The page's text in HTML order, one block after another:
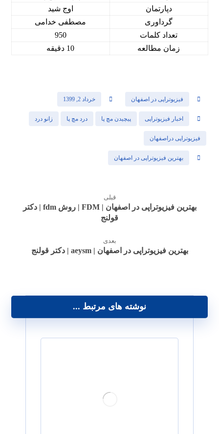
دپارتمان
اوج شید
گرداوری
مصطفی خدامی
تعداد کلمات
950
زمان مطالعه
10 دقیقه
فیزیوتراپی در اصفهان خرداد 2, 1399
اخبار فیزیوتراپی پیچیدن مچ پا درد مچ پا زانو درد
فیزیوتراپی دراصفهان
بهترین فیزیوتراپی در اصفهان
قبلی
بهترین فیزیوتراپی در اصفهان | FDM | روش fdm | دکتر
قولنج
بعدی
بهترین فیزیوتراپی در اصفهان | aeysm | دکتر قولنج
نوشته های مرتبط ...